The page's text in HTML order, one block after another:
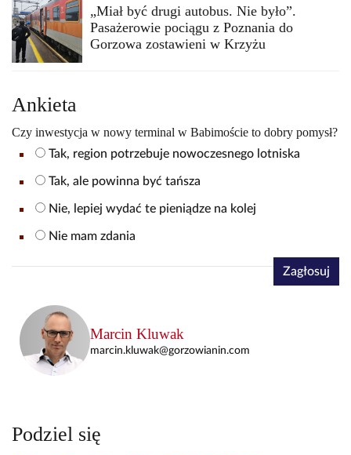
„Miał być drugi autobus. Nie było”.
Pasażerowie pociągu z Poznania do
Gorzowa zostawieni w Krzyżu
Ankieta
Czy inwestycja w nowy terminal w Babimoście to dobry pomysł?
Tak, region potrzebuje nowoczesnego lotniska
Tak, ale powinna być tańsza
Nie, lepiej wydać te pieniądze na kolej
Nie mam zdania
Zagłosuj
Marcin Kluwak
marcin.kluwak@gorzowianin.com
Podziel się